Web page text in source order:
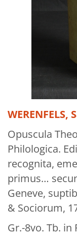
Aktuelles
Meine
Buchbinderei
Glossar und
Warenkorb
Kontakt
Newsletter
WERENFELS,
Opuscula
Philologica.
recognita,
primus…
Geneve,
& Sociorum,
Gr.-8vo. Tb. in